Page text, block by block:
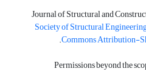
Journal of Structural and
Society of Structural
Commons Attribution-
.
Permissions beyond the